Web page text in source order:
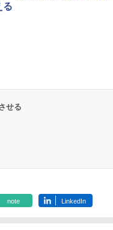
る
せる
note LinkedIn